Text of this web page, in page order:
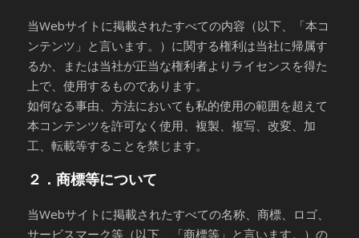
当Webサイトに掲載されたすべての内容（以下、「本コ
ンテンツ」と言います。）に関する権利は当社に帰属す
るか、または当社が正当な権利者よりライセンスを得た
上で、使用するものであります。
如何なる事由、方法においても私的使用の範囲を超えて
本コンテンツを許可なく使用、複製、複写、改変、加
工、転載等することを禁じます。
２．商標等について
当Webサイトに掲載されたすべての名称、商標、ロゴ、
サービスマーク等（以下、「商標等」と言います。）の